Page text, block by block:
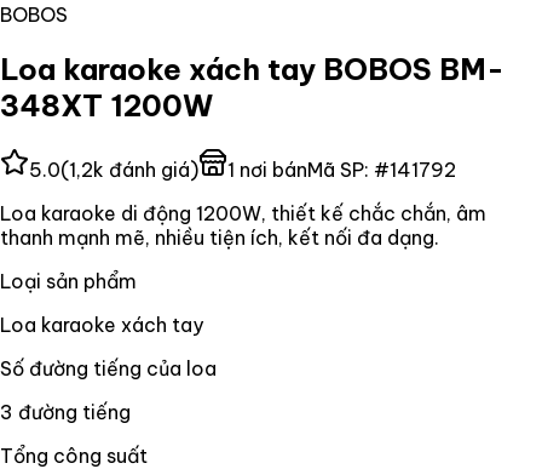
BOBOS
Loa karaoke xách tay BOBOS BM-
348XT 1200W
5.0(1,2k đánh giá) 1 nơi bánMã SP: #141792
Loa karaoke di động 1200W, thiết kế chắc chắn, âm
thanh mạnh mẽ, nhiều tiện ích, kết nối đa dạng.
Loại sản phẩm
Loa karaoke xách tay
Số đường tiếng của loa
3 đường tiếng
Tổng công suất